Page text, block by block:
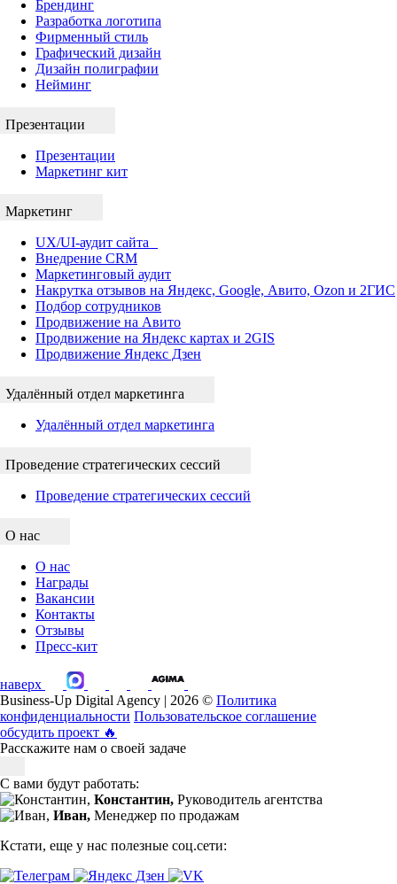
Брендинг
Разработка логотипа
Фирменный стиль
Графический дизайн
Дизайн полиграфии
Нейминг
Презентации
Презентации
Маркетинг кит
Маркетинг
UX/UI-аудит сайта
Внедрение CRM
Маркетинговый аудит
Накрутка отзывов на Яндекс, Google, Авито, Ozon и 2ГИС
Подбор сотрудников
Продвижение на Авито
Продвижение на Яндекс картах и 2GIS
Продвижение Яндекс Дзен
Удалённый отдел маркетинга
Удалённый отдел маркетинга
Проведение стратегических сессий
Проведение стратегических сессий
О нас
О нас
Награды
Вакансии
Контакты
Отзывы
Пресс-кит
наверх
Business-Up Digital Agency | 2026 © Политика
конфиденциальности Пользовательское соглашение
обсудить проект 🔥
Расскажите нам о своей задаче
С вами будут работать:
Константин, Руководитель агентства
Иван, Менеджер по продажам
Кстати, еще у нас полезные соц.сети: